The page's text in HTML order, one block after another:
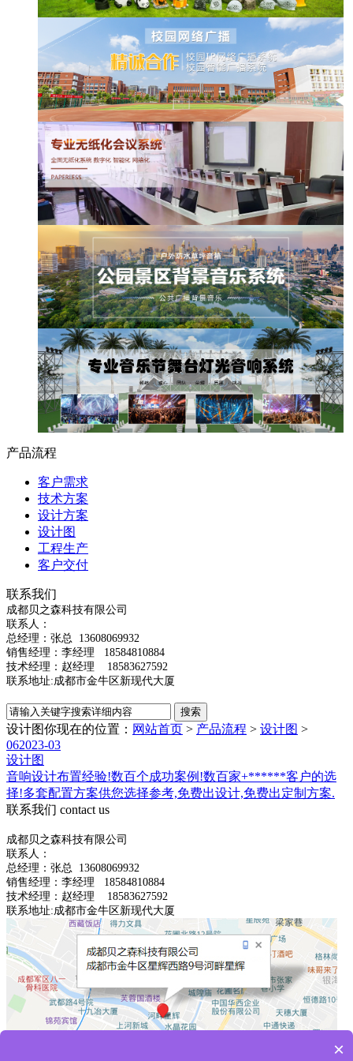
产品流程
客户需求
技术方案
设计方案
设计图
工程生产
客户交付
联系我们
成都贝之森科技有限公司
联系人：
总经理： 张总 13608069932
销售经理：李经理 18584810884
技术经理：赵经理 18583627592
联系地址:成都市金牛区新现代大厦
设计图你现在的位置： 网站首页 > 产品流程 > 设计图 >
062023-03
设计图
音响设计布置经验!数百个成功案例!数百家+******客户的选
择!多套配置方案供您选择参考,免费出设计,免费出定制方案.
联系我们 contact us
成都贝之森科技有限公司
联系人：
总经理： 张总 13608069932
销售经理：李经理 18584810884
技术经理：赵经理 18583627592
联系地址:成都市金牛区新现代大厦
×